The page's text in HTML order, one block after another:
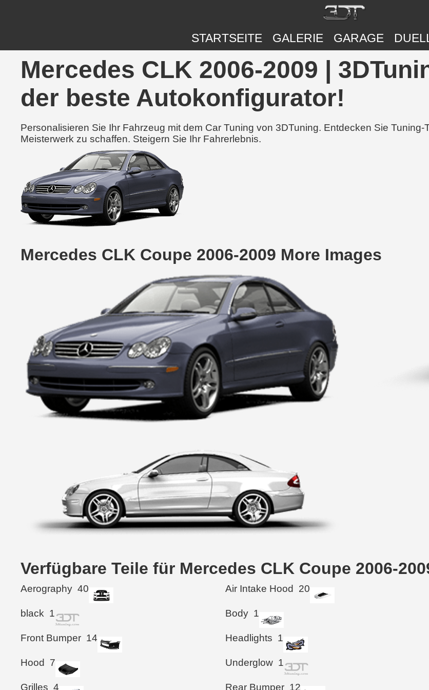
STARTSEITE GALERIE GARAGE
Mercedes CLK 2006-2009 |
der beste Autokonfigurator!
Personalisieren Sie Ihr Fahrzeug mit dem Car Tuning von 3DTuning. Entdecken Sie
Meisterwerk zu schaffen. Steigern Sie Ihr Fahrerlebnis.
Mercedes CLK Coupe 2006-2009 More Images
Verfügbare Teile für Mercedes CLK Coupe 2006-
Aerography 40 Air Intake Hood 20
black 1 Body 1
Front Bumper 14 Headlights 1
Hood 7 Underglow 1
Grilles 4 Rear Bumper 12